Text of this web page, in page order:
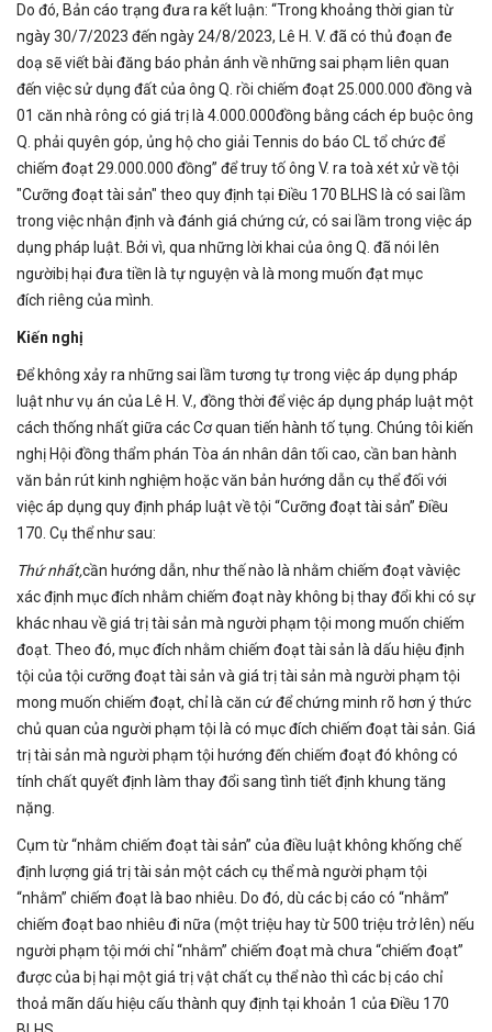
Do đó, Bản cáo trạng đưa ra kết luận: “Trong khoảng thời gian từ
ngày 30/7/2023 đến ngày 24/8/2023, Lê H. V. đã có thủ đoạn đe
doạ sẽ viết bài đăng báo phản ánh về những sai phạm liên quan
đến việc sử dụng đất của ông Q. rồi chiếm đoạt 25.000.000 đồng và
01 căn nhà rông có giá trị là 4.000.000đồng bằng cách ép buộc ông
Q. phải quyên góp, ủng hộ cho giải Tennis do báo CL tổ chức để
chiếm đoạt 29.000.000 đồng” để truy tố ông V. ra toà xét xử về tội
"Cưỡng đoạt tài sản" theo quy định tại Điều 170 BLHS là có sai lầm
trong việc nhận định và đánh giá chứng cứ, có sai lầm trong việc áp
dụng pháp luật. Bởi vì, qua những lời khai của ông Q. đã nói lên
ngườibị hại đưa tiền là tự nguyện và là mong muốn đạt mục
đích riêng của mình.
Kiến nghị
Để không xảy ra những sai lầm tương tự trong việc áp dụng pháp
luật như vụ án của Lê H. V., đồng thời để việc áp dụng pháp luật một
cách thống nhất giữa các Cơ quan tiến hành tố tụng. Chúng tôi kiến
nghị Hội đồng thẩm phán Tòa án nhân dân tối cao, cần ban hành
văn bản rút kinh nghiệm hoặc văn bản hướng dẫn cụ thể đối với
việc áp dụng quy định pháp luật về tội “Cưỡng đoạt tài sản” Điều
170. Cụ thể như sau:
Thứ nhất,cần hướng dẫn, như thế nào là nhằm chiếm đoạt vàviệc
xác định mục đích nhằm chiếm đoạt này không bị thay đổi khi có sự
khác nhau về giá trị tài sản mà người phạm tội mong muốn chiếm
đoạt. Theo đó, mục đích nhằm chiếm đoạt tài sản là dấu hiệu định
tội của tội cưỡng đoạt tài sản và giá trị tài sản mà người phạm tội
mong muốn chiếm đoạt, chỉ là căn cứ để chứng minh rõ hơn ý thức
chủ quan của người phạm tội là có mục đích chiếm đoạt tài sản. Giá
trị tài sản mà người phạm tội hướng đến chiếm đoạt đó không có
tính chất quyết định làm thay đổi sang tình tiết định khung tăng
nặng.
Cụm từ “nhằm chiếm đoạt tài sản” của điều luật không khống chế
định lượng giá trị tài sản một cách cụ thể mà người phạm tội
“nhằm” chiếm đoạt là bao nhiêu. Do đó, dù các bị cáo có “nhằm”
chiếm đoạt bao nhiêu đi nữa (một triệu hay từ 500 triệu trở lên) nếu
người phạm tội mới chỉ “nhằm” chiếm đoạt mà chưa “chiếm đoạt”
được của bị hại một giá trị vật chất cụ thể nào thì các bị cáo chỉ
thoả mãn dấu hiệu cấu thành quy định tại khoản 1 của Điều 170